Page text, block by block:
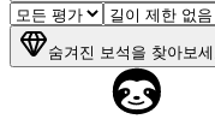
숨겨진 보석을 찾아보세